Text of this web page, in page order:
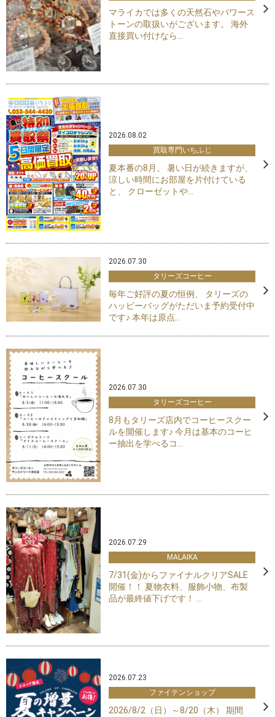
マライカでは多くの天然石やパワース
トーンの取扱いがございます。 海外
直接買い付けなら...
2026.08.02
買取専門いちふじ
夏本番の8月。 暑い日が続きますが、
涼しい時間にお部屋を片付けている
と、 クローゼットや...
2026.07.30
タリーズコーヒー
毎年ご好評の夏の恒例、 タリーズの
ハッピーバッグがただいま予約受付中
です♪ 本年は原点...
2026.07.30
タリーズコーヒー
8月もタリーズ店内でコーヒースクー
ルを開催します♪ 今月は基本のコーヒ
ー抽出を学べるコ...
2026.07.29
MALAIKA
7/31(金)からファイナルクリアSALE
開催！！ 夏物衣料、服飾小物、布製
品が最終値下げです！ ...
2026.07.23
ファイテンショップ
2026/8/2（日）～8/20（木） 期間